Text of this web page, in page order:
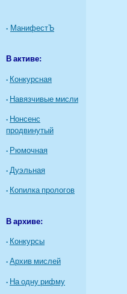
· МанифестЪ
В активе:
· Конкурсная
· Навязчивые мисли
· Нонсенс
продвинутый
· Рюмочная
·Дуэльная
· Копилка прологов
В архиве:
· Конкурсы
·Архив мислей
· На одну рифму